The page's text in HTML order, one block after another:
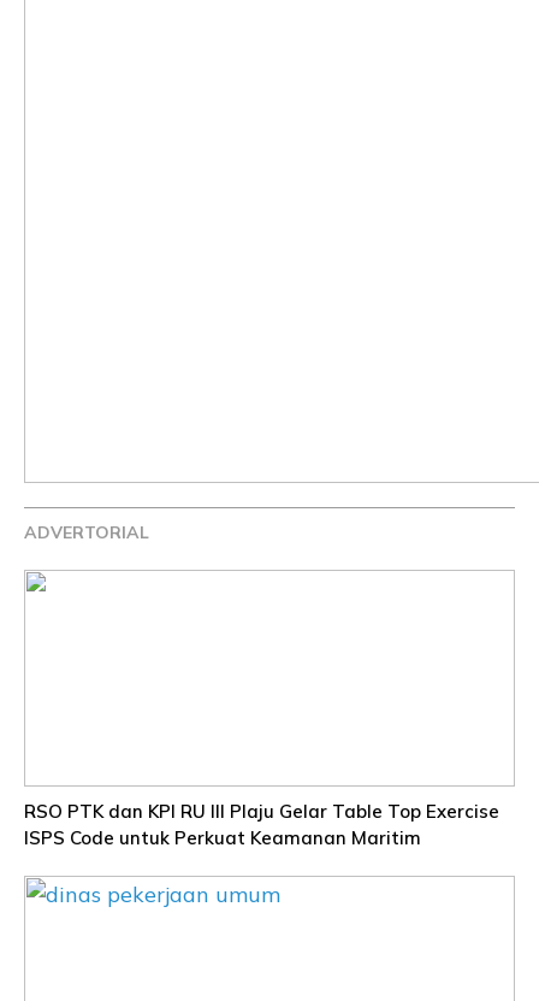
ADVERTORIAL
RSO PTK dan KPI RU III Plaju Gelar Table Top Exercise
ISPS Code untuk Perkuat Keamanan Maritim